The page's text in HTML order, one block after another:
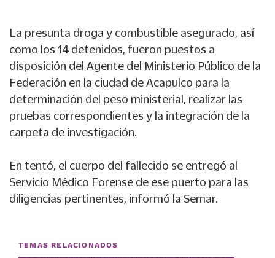
La presunta droga y combustible asegurado, así
como los 14 detenidos, fueron puestos a
disposición del Agente del Ministerio Público de la
Federación en la ciudad de Acapulco para la
determinación del peso ministerial, realizar las
pruebas correspondientes y la integración de la
carpeta de investigación.
En tentó, el cuerpo del fallecido se entregó al
Servicio Médico Forense de ese puerto para las
diligencias pertinentes, informó la Semar.
TEMAS RELACIONADOS